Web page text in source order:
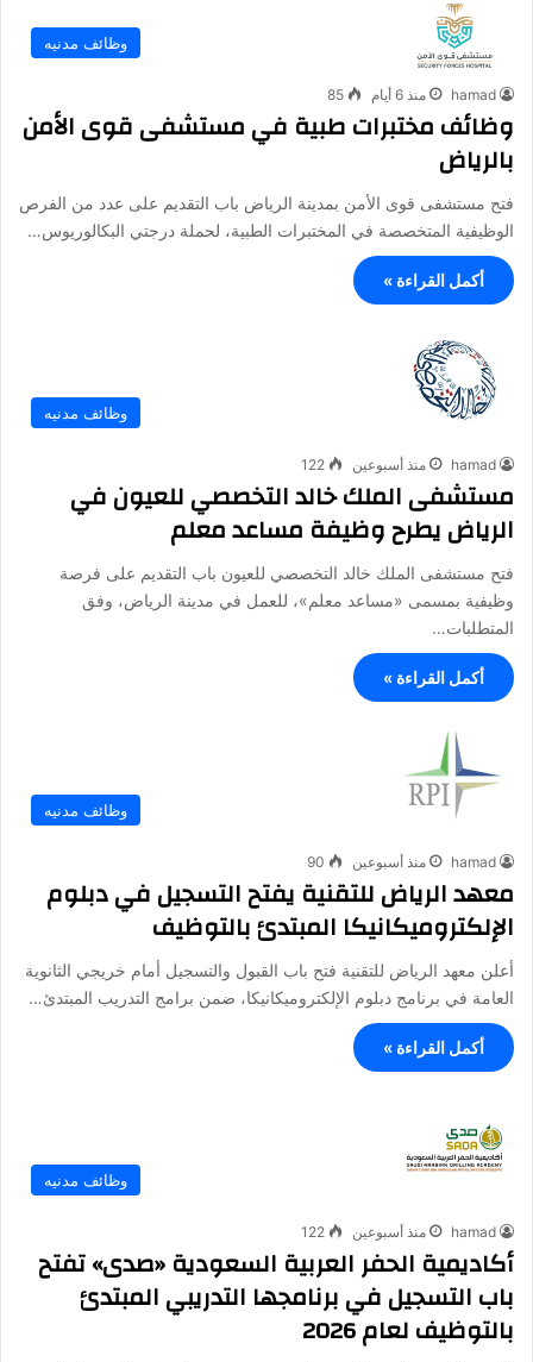
وظائف مدنيه
hamad منذ 6 أيام 85
وظائف مختبرات طبية في مستشفى قوى الأمن
بالرياض
فتح مستشفى قوى الأمن بمدينة الرياض باب التقديم على عدد من الفرص
الوظيفية المتخصصة في المختبرات الطبية، لحملة درجتي البكالوريوس…
أكمل القراءة »
وظائف مدنيه
hamad منذ أسبوعين 122
مستشفى الملك خالد التخصصي للعيون في
الرياض يطرح وظيفة مساعد معلم
فتح مستشفى الملك خالد التخصصي للعيون باب التقديم على فرصة
وظيفية بمسمى «مساعد معلم»، للعمل في مدينة الرياض، وفق
المتطلبات…
أكمل القراءة »
وظائف مدنيه
hamad منذ أسبوعين 90
معهد الرياض للتقنية يفتح التسجيل في دبلوم
الإلكتروميكانيكا المبتدئ بالتوظيف
أعلن معهد الرياض للتقنية فتح باب القبول والتسجيل أمام خريجي الثانوية
العامة في برنامج دبلوم الإلكتروميكانيكا، ضمن برامج التدريب المبتدئ…
أكمل القراءة »
وظائف مدنيه
hamad منذ أسبوعين 122
أكاديمية الحفر العربية السعودية «صدى» تفتح
باب التسجيل في برنامجها التدريبي المبتدئ
بالتوظيف لعام 2026